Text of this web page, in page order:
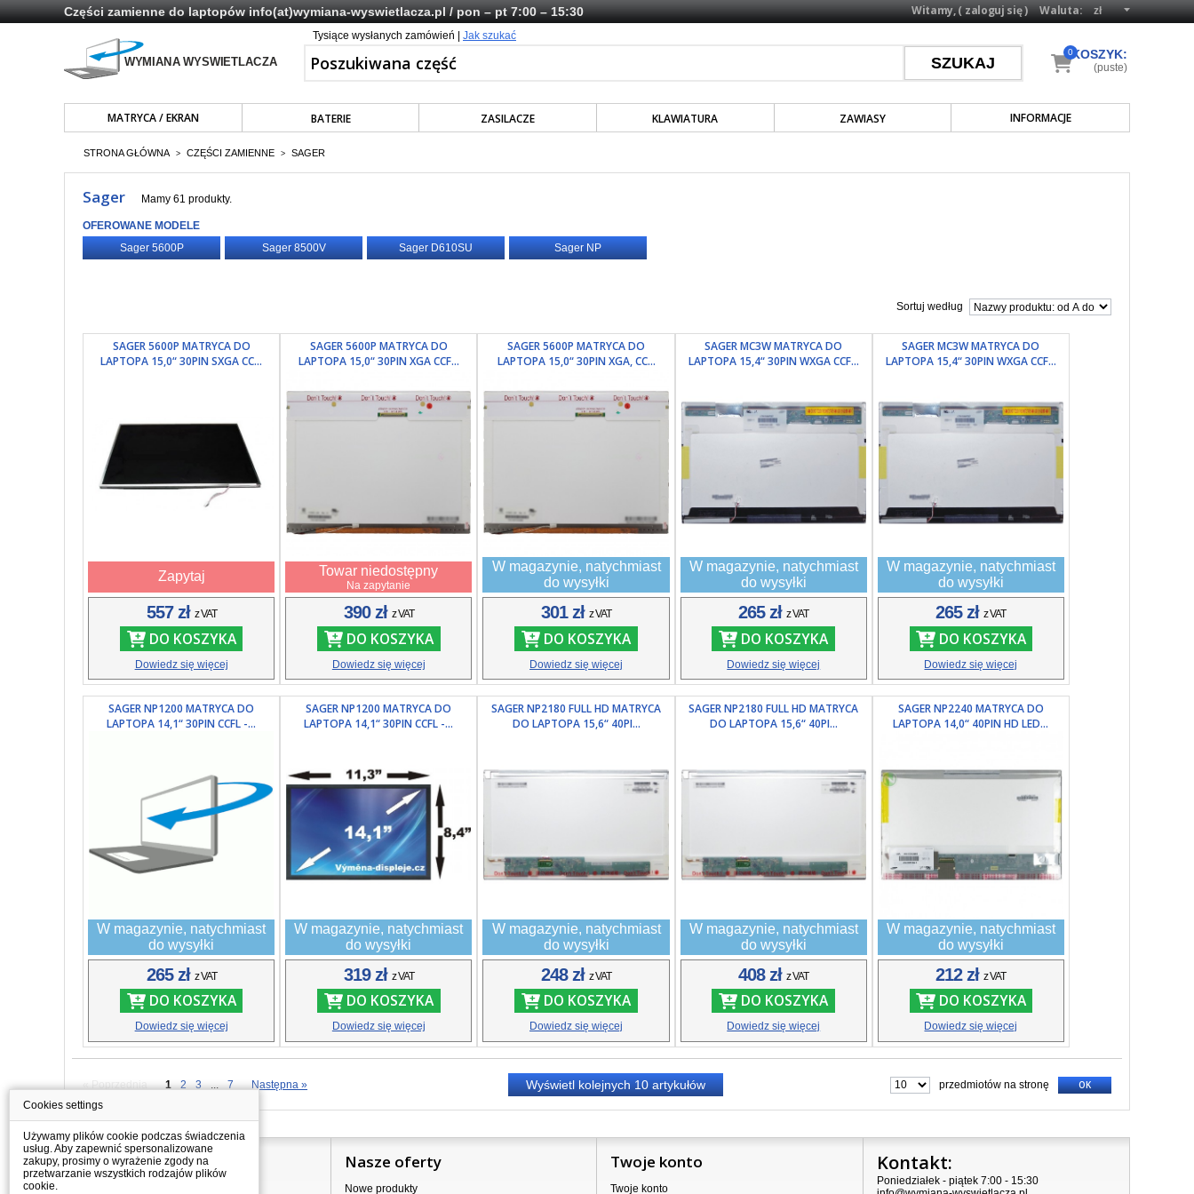
Części zamienne do laptopówinfo(at)wymiana-wyswietlacza.pl/ pon – pt 7:00 – 15:30 Waluta:
Witamy, (zaloguj się)
Tysiące wysłanych zamówień | Jak szukać
MATRYCA / EKRAN BATERIE ZASILACZE KLAWIATURA ZAWIASY INFORMACJE
KOSZYK:
0
(puste)
STRONA GŁÓWNA > CZĘŚCI ZAMIENNE > SAGER
Sager Mamy 61 produkty.
OFEROWANE MODELE
Sager 5600P
Sager 8500V Sager D610SU Sager NP
Sortuj według
SAGER 5600P MATRYCA DO
LAPTOPA 15,0“ 30PIN SXGA CC...
Zapytaj
557 zł z VAT
DO KOSZYKA
Dowiedz się więcej
SAGER 5600P MATRYCA DO
LAPTOPA 15,0“ 30PIN XGA CCF...
Towar niedostępny
Na zapytanie
390 zł z VAT
DO KOSZYKA
Dowiedz się więcej
SAGER 5600P MATRYCA DO
LAPTOPA 15,0“ 30PIN XGA, CC...
W magazynie, natychmiast
do wysyłki
301 złz VAT
DO KOSZYKA
Dowiedz się więcej
SAGER MC3W MATRYCA DO
LAPTOPA 15,4“ 30PIN WXGA CCF...
W magazynie, natychmiast
do wysyłki
265 złz VAT
DO KOSZYKA
Dowiedz się więcej
SAGER MC3W MATRYCA DO
LAPTOPA 15,4“ 30PIN WXGA CCF...
W magazynie, natychmiast
do wysyłki
265 złz VAT
DO KOSZYKA
Dowiedz się więcej
SAGER NP1200 MATRYCA DO
LAPTOPA 14,1“ 30PIN CCFL -...
W magazynie, natychmiast
do wysyłki
265 zł z VAT
DO KOSZYKA
Dowiedz się więcej
SAGER NP1200 MATRYCA DO
LAPTOPA 14,1“ 30PIN CCFL -...
W magazynie, natychmiast
do wysyłki
319 zł z VAT
DO KOSZYKA
Dowiedz się więcej
SAGER NP2180 FULL HD MATRYCA
DO LAPTOPA 15,6“ 40PI...
W magazynie, natychmiast
do wysyłki
248 złz VAT
DO KOSZYKA
Dowiedz się więcej
SAGER NP2180 FULL HD MATRYCA
DO LAPTOPA 15,6“ 40PI...
W magazynie, natychmiast
do wysyłki
408 złz VAT
DO KOSZYKA
Dowiedz się więcej
SAGER NP2240 MATRYCA DO
LAPTOPA 14,0“ 40PIN HD LED...
W magazynie, natychmiast
do wysyłki
212 złz VAT
DO KOSZYKA
Dowiedz się więcej
« Poprzednia 1 2 3 ... 7 Następna » OK
przedmiotów na stronę
Wyświetl kolejnych10artykułów
Informacje Nasze oferty
Nowe produkty
Twoje konto
Twoje konto
Kontakt:
Poniedziałek - piątek 7:00 - 15:30
Cookies settings
Używamy plików cookie podczas świadczenia
usług. Aby zapewnić spersonalizowane
zakupy, prosimy o wyrażenie zgody na
przetwarzanie wszystkich rodzajów plików
cookie.